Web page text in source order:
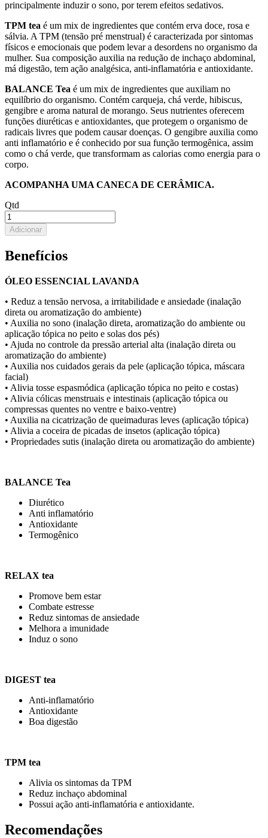
principalmente induzir o sono, por terem efeitos sedativos.
TPM tea é um mix de ingredientes que contém erva doce, rosa e
sálvia. A TPM (tensão pré menstrual) é caracterizada por sintomas
físicos e emocionais que podem levar a desordens no organismo da
mulher. Sua composição auxilia na redução de inchaço abdominal,
má digestão, tem ação analgésica, anti-inflamatória e antioxidante.
BALANCE Tea é um mix de ingredientes que auxiliam no
equilíbrio do organismo. Contém carqueja, chá verde, hibiscus,
gengibre e aroma natural de morango. Seus nutrientes oferecem
funções diuréticas e antioxidantes, que protegem o organismo de
radicais livres que podem causar doenças. O gengibre auxilia como
anti inflamatório e é conhecido por sua função termogênica, assim
como o chá verde, que transformam as calorias como energia para o
corpo.
ACOMPANHA UMA CANECA DE CERÂMICA.
Qtd
Adicionar
Benefícios
ÓLEO ESSENCIAL LAVANDA
• Reduz a tensão nervosa, a irritabilidade e ansiedade (inalação
direta ou aromatização do ambiente)
• Auxilia no sono (inalação direta, aromatização do ambiente ou
aplicação tópica no peito e solas dos pés)
• Ajuda no controle da pressão arterial alta (inalação direta ou
aromatização do ambiente)
• Auxilia nos cuidados gerais da pele (aplicação tópica, máscara
facial)
• Alivia tosse espasmódica (aplicação tópica no peito e costas)
• Alivia cólicas menstruais e intestinais (aplicação tópica ou
compressas quentes no ventre e baixo-ventre)
• Auxilia na cicatrização de queimaduras leves (aplicação tópica)
• Alivia a coceira de picadas de insetos (aplicação tópica)
• Propriedades sutis (inalação direta ou aromatização do ambiente)
BALANCE Tea
Diurético
Anti inflamatório
Antioxidante
Termogênico
RELAX tea
Promove bem estar
Combate estresse
Reduz sintomas de ansiedade
Melhora a imunidade
Induz o sono
DIGEST tea
Anti-inflamatório
Antioxidante
Boa digestão
TPM tea
Alivia os sintomas da TPM
Reduz inchaço abdominal
Possui ação anti-inflamatória e antioxidante.
Recomendações